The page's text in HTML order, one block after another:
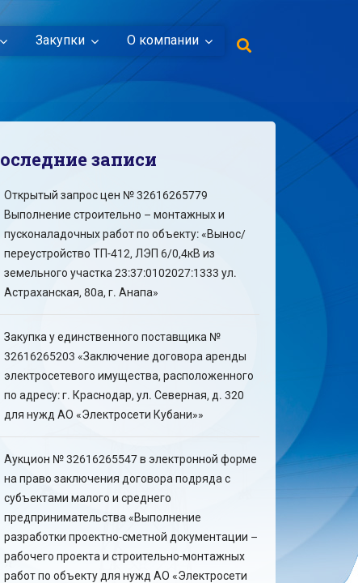
Закупки О компании
записи
Открытый запрос цен № 32616265779
Выполнение строительно – монтажных и
пусконаладочных работ по объекту: «Вынос/
переустройство ТП-412, ЛЭП 6/0,4кВ из
земельного участка 23:37:0102027:1333 ул.
Астраханская, 80а, г. Анапа»
Закупка у единственного поставщика №
32616265203 «Заключение договора аренды
электросетевого имущества, расположенного
по адресу: г. Краснодар, ул. Северная, д. 320
для нужд АО «Электросети Кубани»»
Аукцион № 32616265547 в электронной форме
на право заключения договора подряда с
субъектами малого и среднего
предпринимательства «Выполнение
разработки проектно-сметной документации –
рабочего проекта и строительно-монтажных
работ по объекту для нужд АО «Электросети